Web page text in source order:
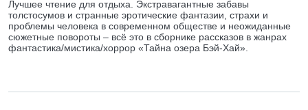
Лучшее чтение для отдыха. Экстравагантные забавы
толстосумов и странные эротические фантазии, страхи и
проблемы человека в современном обществе и неожиданные
сюжетные повороты – всё это в сборнике рассказов в жанрах
фантастика/мистика/хоррор «Тайна озера Бэй-Хай».